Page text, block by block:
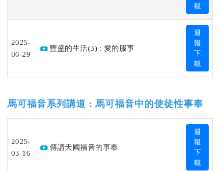
載
2025-
06-29
豐盛的生活(3) : 愛的服事
週
報
下
載
馬可福音系列講道 : 馬可福音中的使徒性事奉
2025-
03-16
傳講天國福音的事奉
週
報
下
載